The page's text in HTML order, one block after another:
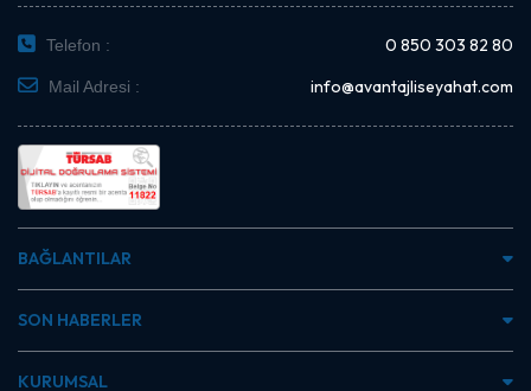
Telefon : 0 850 303 82 80
Mail Adresi : info@avantajliseyahat.com
BAĞLANTILAR
SON HABERLER
KURUMSAL